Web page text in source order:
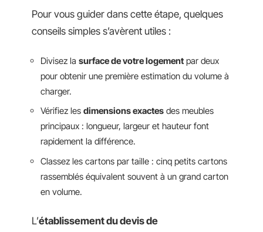
Pour vous guider dans cette étape, quelques
conseils simples s’avèrent utiles :
Divisez la surface de votre logement par deux
pour obtenir une première estimation du volume à
charger.
Vérifiez les dimensions exactes des meubles
principaux : longueur, largeur et hauteur font
rapidement la différence.
Classez les cartons par taille : cinq petits cartons
rassemblés équivalent souvent à un grand carton
en volume.
L’établissement du devis de